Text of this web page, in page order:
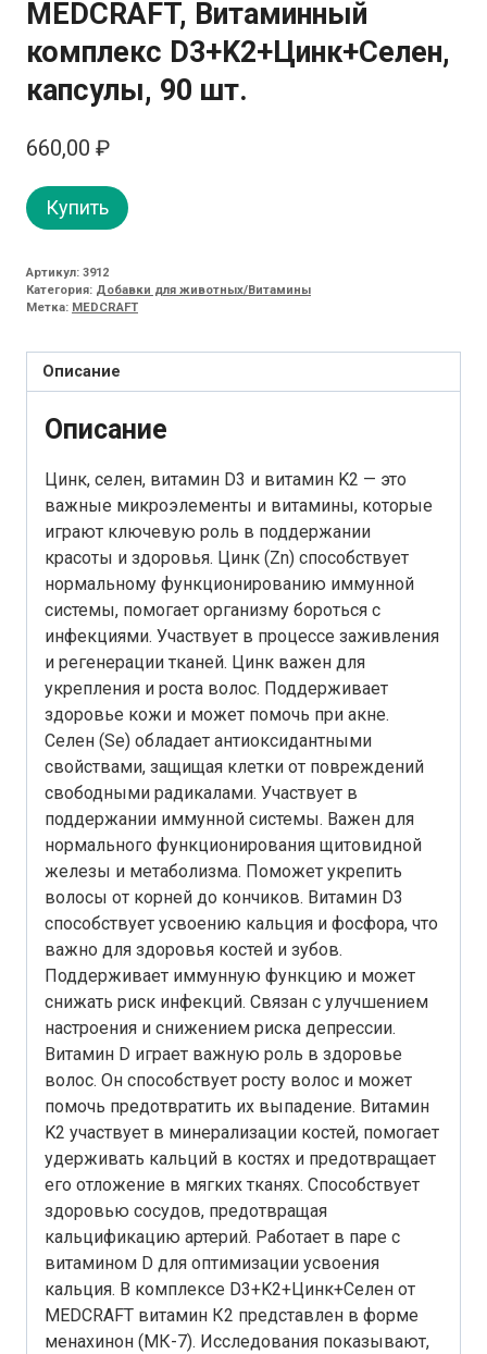
MEDCRAFT, Витаминный
комплекс D3+K2+Цинк+Селен,
капсулы, 90 шт.
660,00 ₽
Купить
Артикул: 3912
Категория: Добавки для животных/Витамины
Метка: MEDCRAFT
Описание
Описание
Цинк, селен, витамин D3 и витамин K2 — это
важные микроэлементы и витамины, которые
играют ключевую роль в поддержании
красоты и здоровья. Цинк (Zn) способствует
нормальному функционированию иммунной
системы, помогает организму бороться с
инфекциями. Участвует в процессе заживления
и регенерации тканей. Цинк важен для
укрепления и роста волос. Поддерживает
здоровье кожи и может помочь при акне.
Селен (Se) обладает антиоксидантными
свойствами, защищая клетки от повреждений
свободными радикалами. Участвует в
поддержании иммунной системы. Важен для
нормального функционирования щитовидной
железы и метаболизма. Поможет укрепить
волосы от корней до кончиков. Витамин D3
способствует усвоению кальция и фосфора, что
важно для здоровья костей и зубов.
Поддерживает иммунную функцию и может
снижать риск инфекций. Связан с улучшением
настроения и снижением риска депрессии.
Витамин D играет важную роль в здоровье
волос. Он способствует росту волос и может
помочь предотвратить их выпадение. Витамин
K2 участвует в минерализации костей, помогает
удерживать кальций в костях и предотвращает
его отложение в мягких тканях. Способствует
здоровью сосудов, предотвращая
кальцификацию артерий. Работает в паре с
витамином D для оптимизации усвоения
кальция. В комплексе D3+K2+Цинк+Селен от
MEDCRAFT витамин К2 представлен в форме
менахинон (МК-7). Исследования показывают,